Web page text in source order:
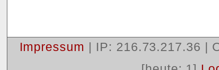
Impressum | IP: 216.73.217.36 |